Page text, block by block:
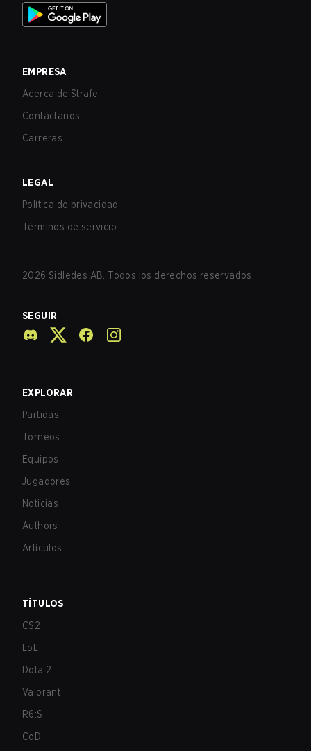
EMPRESA
Acerca de Strafe
Contáctanos
Carreras
LEGAL
Política de privacidad
Términos de servicio
2026 Sidledes AB. Todos los derechos reservados.
SEGUIR
EXPLORAR
Partidas
Torneos
Equipos
Jugadores
Noticias
Authors
Artículos
TÍTULOS
CS2
LoL
Dota 2
Valorant
R6:S
CoD